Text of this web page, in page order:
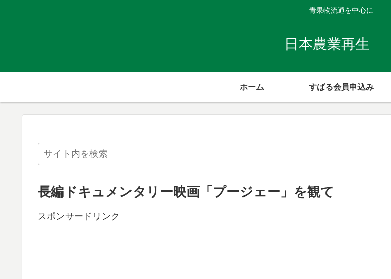
青果物流通を中心に
日本農業再生
ホーム すばる会員申込み
長編ドキュメンタリー映画「プージェー」を観て
スポンサードリンク